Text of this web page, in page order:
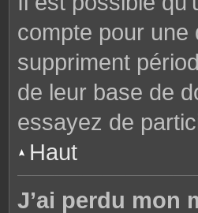
compte pour une
suppriment
de leur base de
essayez de
Haut
J’ai perdu mon